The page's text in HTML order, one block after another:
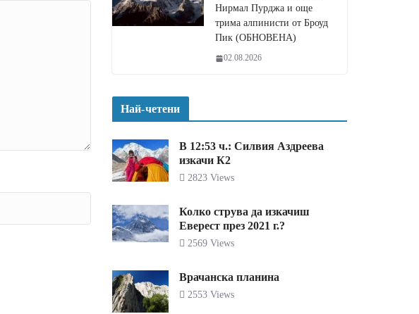
Нирмал Пурджа и още
трима алпинисти от Броуд
Пик (ОБНОВЕНА)
02.08.2026
Най-четени
В 12:53 ч.: Силвия Аздреева
изкачи К2
2823 Views
Колко струва да изкачиш
Еверест през 2021 г.?
2569 Views
Врачанска планина
2553 Views